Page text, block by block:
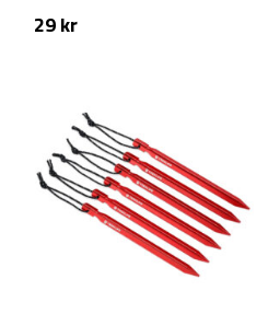
29kr